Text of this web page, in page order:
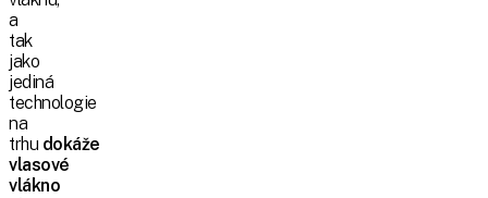
a
tak
jako
jediná
technologie
na
trhu dokáže
vlasové
vlákno